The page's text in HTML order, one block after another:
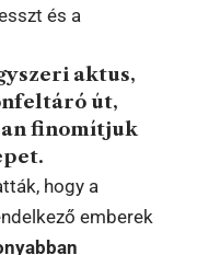
és a
aktus,
út,
finomítjuk
hogy a
emberek